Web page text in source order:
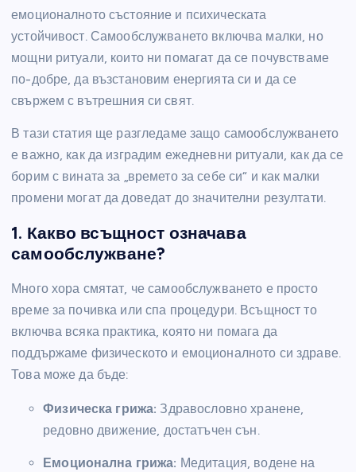
емоционалното състояние и психическата
устойчивост. Самообслужването включва малки, но
мощни ритуали, които ни помагат да се почувстваме
по-добре, да възстановим енергията си и да се
свържем с вътрешния си свят.
В тази статия ще разгледаме защо самообслужването
е важно, как да изградим ежедневни ритуали, как да се
борим с вината за „времето за себе си“ и как малки
промени могат да доведат до значителни резултати.
1. Какво всъщност означава
самообслужване?
Много хора смятат, че самообслужването е просто
време за почивка или спа процедури. Всъщност то
включва всяка практика, която ни помага да
поддържаме физическото и емоционалното си здраве.
Това може да бъде:
Физическа грижа: Здравословно хранене,
редовно движение, достатъчен сън.
Емоционална грижа: Медитация, водене на